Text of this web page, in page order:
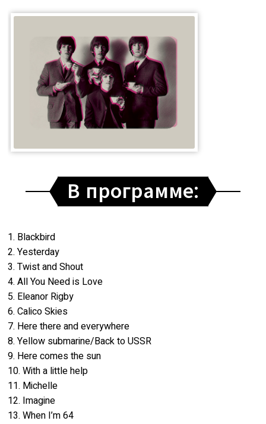
В программе:
1. Blackbird
2. Yesterday
3. Twist and Shout
4. All You Need is Love
5. Eleanor Rigby
6. Calico Skies
7. Here there and everywhere
8. Yellow submarine/Back to USSR
9. Here comes the sun
10. With a little help
11. Michelle
12. Imagine
13. When I’m 64